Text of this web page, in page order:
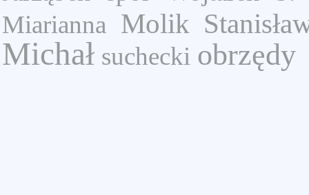
Miarianna Molik
Michał suchecki obrzędy